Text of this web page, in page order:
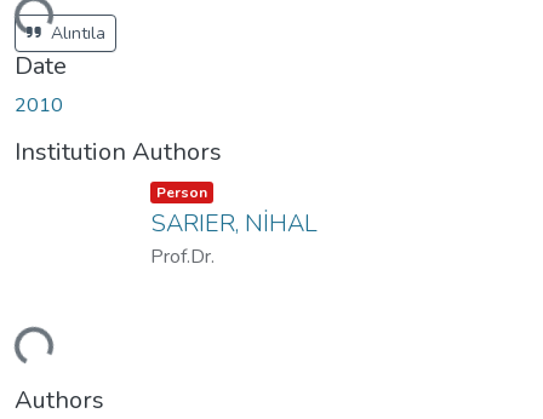
Alıntıla
Date
2010
Institution Authors
Item type:
Person ,
SARIER, NİHAL
Prof.Dr.
Authors